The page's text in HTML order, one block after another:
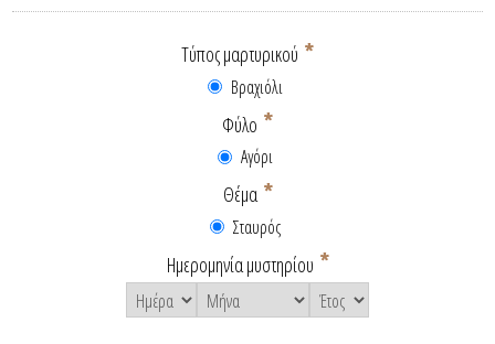
Τύπος μαρτυρικού *
Βραχιόλι
Φύλο *
Αγόρι
Θέμα *
Σταυρός
Ημερομηνία μυστηρίου *